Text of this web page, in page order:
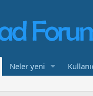
Neler yeni